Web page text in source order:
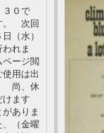
３０で
。 次回
（水）
れま
ージ閲
用は出
尚、休
けます
ありま
（金曜